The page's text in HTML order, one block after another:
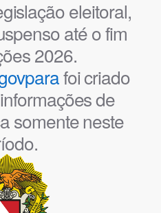
eleitoral,
até o fim
2026.
foi criado
de
somente neste